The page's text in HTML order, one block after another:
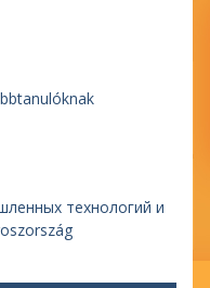
технологий и